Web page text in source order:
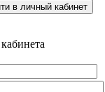
в личный кабинет